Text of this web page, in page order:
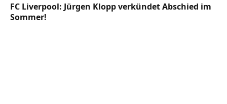
FC Liverpool: Jürgen Klopp verkündet Abschied im
Sommer!